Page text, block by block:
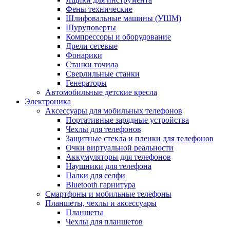
Фены технические
Шлифовальные машины (УШМ)
Шуруповерты
Компрессоры и оборудование
Дрели сетевые
Фонарики
Станки точила
Сверлильные станки
Генераторы
Автомобильные детские кресла
Электроника
Аксессуары для мобильных телефонов
Портативные зарядные устройства
Чехлы для телефонов
Защитные стекла и пленки для телефонов
Очки виртуальной реальности
Аккумуляторы для телефонов
Наушники для телефона
Палки для селфи
Bluetooth гарнитура
Смартфоны и мобильные телефоны
Планшеты, чехлы и аксессуары
Планшеты
Чехлы для планшетов